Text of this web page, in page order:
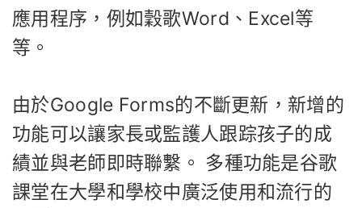
應用程序，例如穀歌Word、Excel等
等。
由於Google Forms的不斷更新，新增的
功能可以讓家長或監護人跟踪孩子的成
績並與老師即時聯繫。 多種功能是谷歌
課堂在大學和學校中廣泛使用和流行的